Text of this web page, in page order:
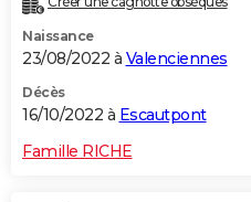
Naissance
23/08/2022 à Valenciennes
Décès
16/10/2022 à Escautpont
Famille RICHE